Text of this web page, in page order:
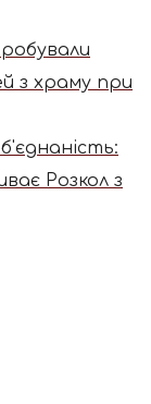
з храму при
Розкол з